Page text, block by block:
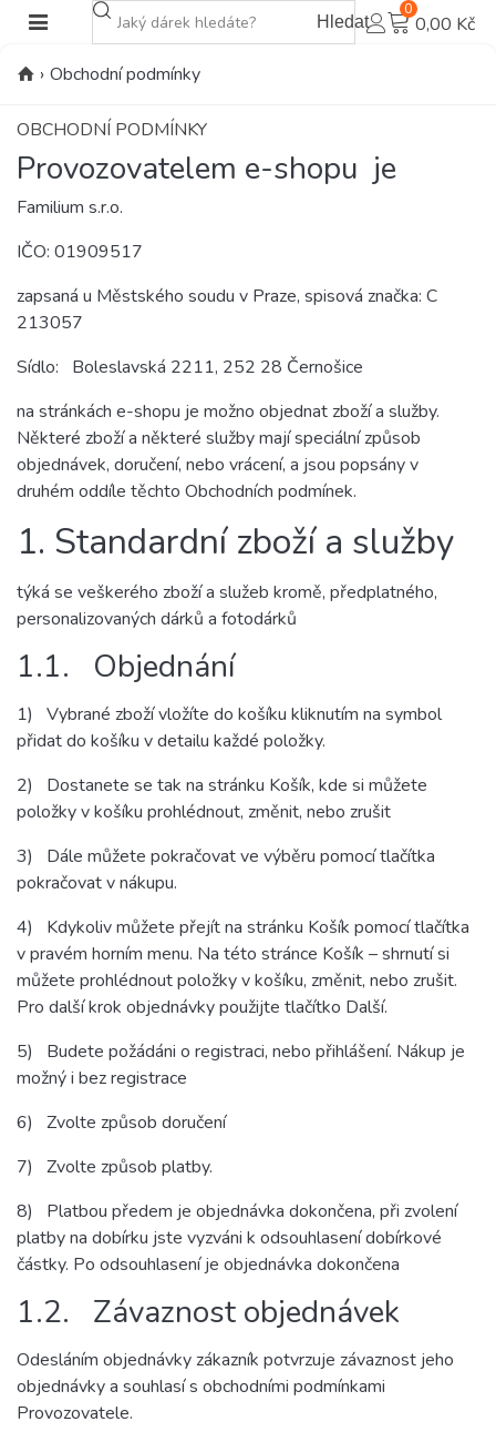
Hledat
0
0,00 Kč
› Obchodní podmínky
OBCHODNÍ PODMÍNKY
Provozovatelem e-shopu je
Familium s.r.o.
IČO: 01909517
zapsaná u Městského soudu v Praze, spisová značka: C
213057
Sídlo: Boleslavská 2211, 252 28 Černošice
na stránkách e-shopu je možno objednat zboží a služby.
Některé zboží a některé služby mají speciální způsob
objednávek, doručení, nebo vrácení, a jsou popsány v
druhém oddíle těchto Obchodních podmínek.
1. Standardní zboží a služby
týká se veškerého zboží a služeb kromě, předplatného,
personalizovaných dárků a fotodárků
1.1. Objednání
1) Vybrané zboží vložíte do košíku kliknutím na symbol
přidat do košíku v detailu každé položky.
2) Dostanete se tak na stránku Košík, kde si můžete
položky v košíku prohlédnout, změnit, nebo zrušit
3) Dále můžete pokračovat ve výběru pomocí tlačítka
pokračovat v nákupu.
4) Kdykoliv můžete přejít na stránku Košík pomocí tlačítka
v pravém horním menu. Na této stránce Košík – shrnutí si
můžete prohlédnout položky v košíku, změnit, nebo zrušit.
Pro další krok objednávky použijte tlačítko Další.
5) Budete požádáni o registraci, nebo přihlášení. Nákup je
možný i bez registrace
6) Zvolte způsob doručení
7) Zvolte způsob platby.
8) Platbou předem je objednávka dokončena, při zvolení
platby na dobírku jste vyzváni k odsouhlasení dobírkové
částky. Po odsouhlasení je objednávka dokončena
1.2. Závaznost objednávek
Odesláním objednávky zákazník potvrzuje závaznost jeho
objednávky a souhlasí s obchodními podmínkami
Provozovatele.